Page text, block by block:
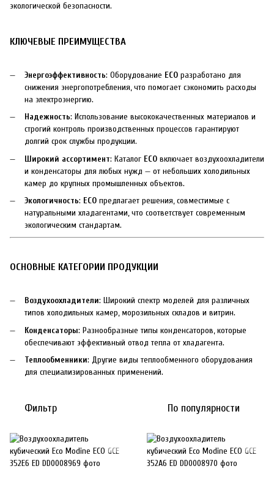
экологической безопасности.
КЛЮЧЕВЫЕ ПРЕИМУЩЕСТВА
Энергоэффективность: Оборудование ECO разработано для
снижения энергопотребления, что помогает сэкономить расходы
на электроэнергию.
Надежность: Использование высококачественных материалов и
строгий контроль производственных процессов гарантируют
долгий срок службы продукции.
Широкий ассортимент: Каталог ECO включает воздухоохладители
и конденсаторы для любых нужд — от небольших холодильных
камер до крупных промышленных объектов.
Экологичность: ECO предлагает решения, совместимые с
натуральными хладагентами, что соответствует современным
экологическим стандартам.
ОСНОВНЫЕ КАТЕГОРИИ ПРОДУКЦИИ
Воздухоохладители: Широкий спектр моделей для различных
типов холодильных камер, морозильных складов и витрин.
Конденсаторы: Разнообразные типы конденсаторов, которые
обеспечивают эффективный отвод тепла от хладагента.
Теплообменники: Другие виды теплообменного оборудования
для специализированных применений.
Фильтр По популярности